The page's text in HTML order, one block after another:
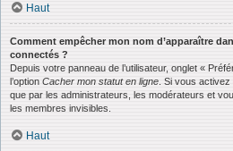
Haut
Comment empêcher mon nom d’apparaître
connectés ?
Depuis votre panneau de l’utilisateur, onglet «
l’option Cacher mon statut en ligne . Si vous
que par les administrateurs, les modérateurs et
les membres invisibles.
Haut